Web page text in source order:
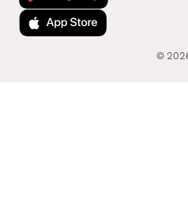
Laden im App Store
©